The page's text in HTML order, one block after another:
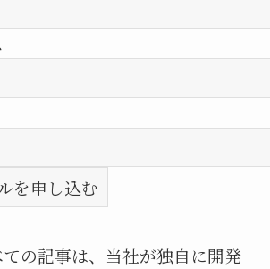
の記事は、当社が独自に開発